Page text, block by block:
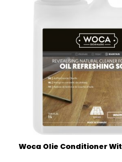
Woca Olie Conditioner Wit